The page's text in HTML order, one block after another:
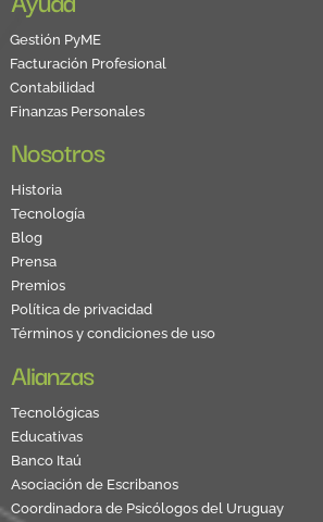
Gestión PyME
Facturación Profesional
Contabilidad
Finanzas Personales
Nosotros
Historia
Tecnología
Blog
Prensa
Premios
Política de privacidad
Términos y condiciones de uso
Alianzas
Tecnológicas
Educativas
Banco Itaú
Asociación de Escribanos
Coordinadora de Psicólogos del Uruguay